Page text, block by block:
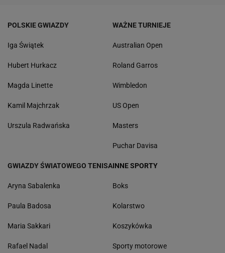
POLSKIE GWIAZDY
Iga Świątek
Hubert Hurkacz
Magda Linette
Kamil Majchrzak
Urszula Radwańska
WAŻNE TURNIEJE
Australian Open
Roland Garros
Wimbledon
US Open
Masters
Puchar Davisa
GWIAZDY ŚWIATOWEGO TENISA
Aryna Sabalenka
Paula Badosa
Maria Sakkari
Rafael Nadal
INNE SPORTY
Boks
Kolarstwo
Koszykówka
Sporty motorowe